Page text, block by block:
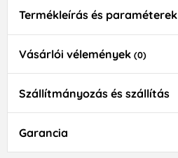
Termékleírás és paraméterek
Vásárlói vélemények (0)
Szállítmányozás és szállítás
Garancia